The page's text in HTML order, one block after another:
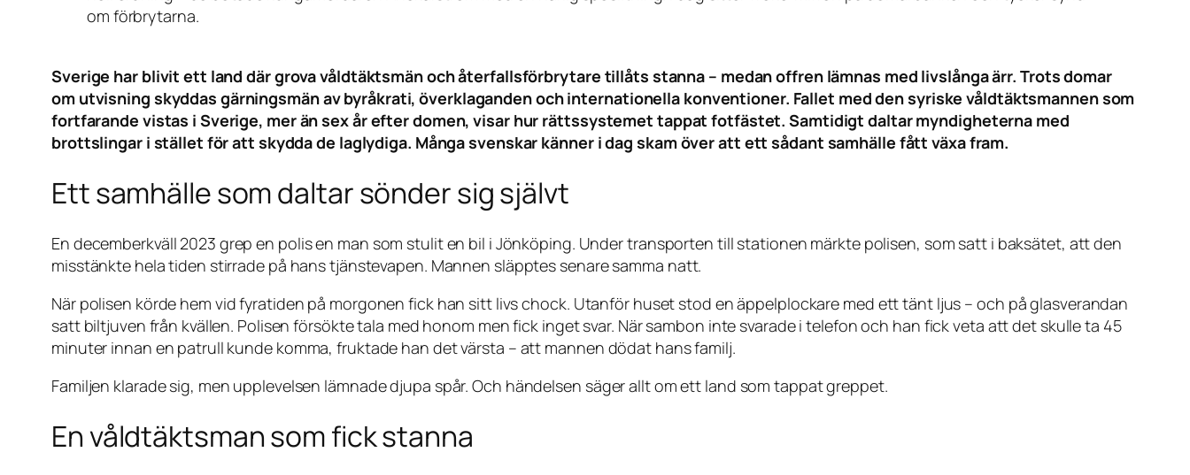
om förbrytarna.
Sverige har blivit ett land där grova våldtäktsmän och återfallsförbrytare tillåts stanna – medan offren lämnas med livslånga ärr. Trots domar
om utvisning skyddas gärningsmän av byråkrati, överklaganden och internationella konventioner. Fallet med den syriske våldtäktsmannen som
fortfarande vistas i Sverige, mer än sex år efter domen, visar hur rättssystemet tappat fotfästet. Samtidigt daltar myndigheterna med
brottslingar i stället för att skydda de laglydiga. Många svenskar känner i dag skam över att ett sådant samhälle fått växa fram.
Ett samhälle som daltar sönder sig självt
En decemberkväll 2023 grep en polis en man som stulit en bil i Jönköping. Under transporten till stationen märkte polisen, som satt i baksätet, att den
misstänkte hela tiden stirrade på hans tjänstevapen. Mannen släpptes senare samma natt.
När polisen körde hem vid fyratiden på morgonen fick han sitt livs chock. Utanför huset stod en äppelplockare med ett tänt ljus – och på glasverandan
satt bil­tjuven från kvällen. Polisen försökte tala med honom men fick inget svar. När sambon inte svarade i telefon och han fick veta att det skulle ta 45
minuter innan en patrull kunde komma, fruktade han det värsta – att mannen dödat hans familj.
Familjen klarade sig, men upplevelsen lämnade djupa spår. Och händelsen säger allt om ett land som tappat greppet.
En våldtäktsman som fick stanna